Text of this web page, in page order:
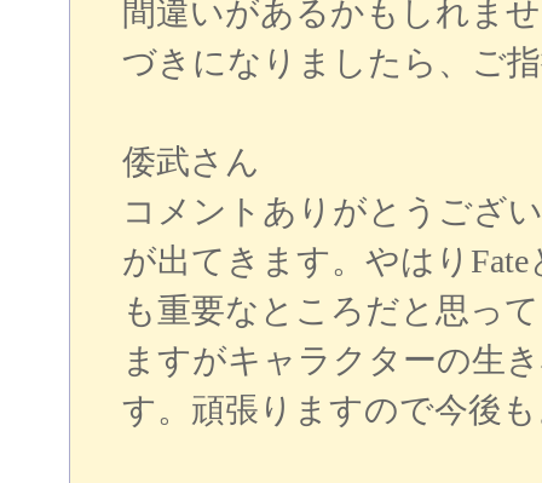
間違いがあるかもしれま
づきになりましたら、ご
倭武さん
コメントありがとうござ
が出てきます。やはり
も重要なところだと思っ
ますがキャラクターの生
す。頑張りますので今後